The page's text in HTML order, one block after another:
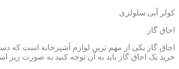
کولر آبی سلولزی
اجاق گاز
اجاق گاز یکی از مهم ترین لوازم آشپزخانه است که
خرید یک اجاق گاز باید به آن توجه کنید به صورت زیر